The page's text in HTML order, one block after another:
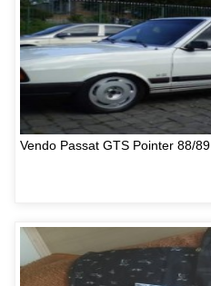
Vendo Passat GTS Pointer 88/89